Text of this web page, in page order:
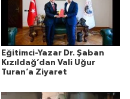
Eğitimci-Yazar Dr. Şaban
Kızıldağ’dan Vali Uğur
Turan’a Ziyaret